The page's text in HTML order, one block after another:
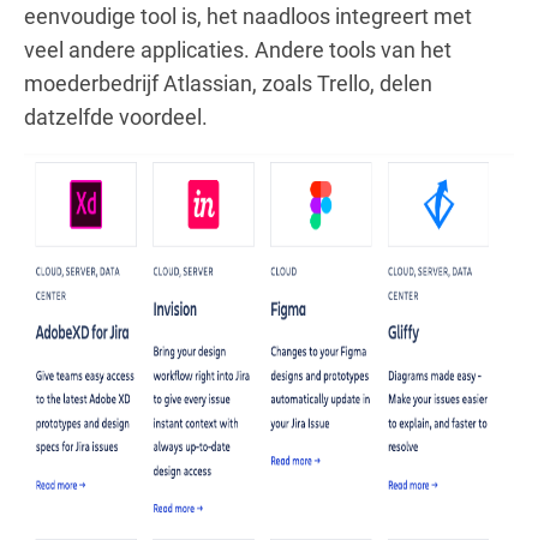
eenvoudige tool is, het naadloos integreert met
veel andere applicaties. Andere tools van het
moederbedrijf Atlassian, zoals Trello, delen
datzelfde voordeel.